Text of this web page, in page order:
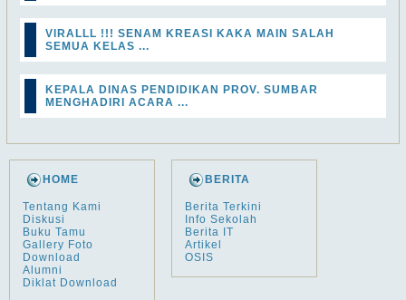
VIRALLL !!! SENAM KREASI KAKA MAIN SALAH
SEMUA KELAS ...
KEPALA DINAS PENDIDIKAN PROV. SUMBAR
MENGHADIRI ACARA ...
HOME
Tentang Kami
Diskusi
Buku Tamu
Gallery Foto
Download
Alumni
Diklat Download
BERITA
Berita Terkini
Info Sekolah
Berita IT
Artikel
OSIS